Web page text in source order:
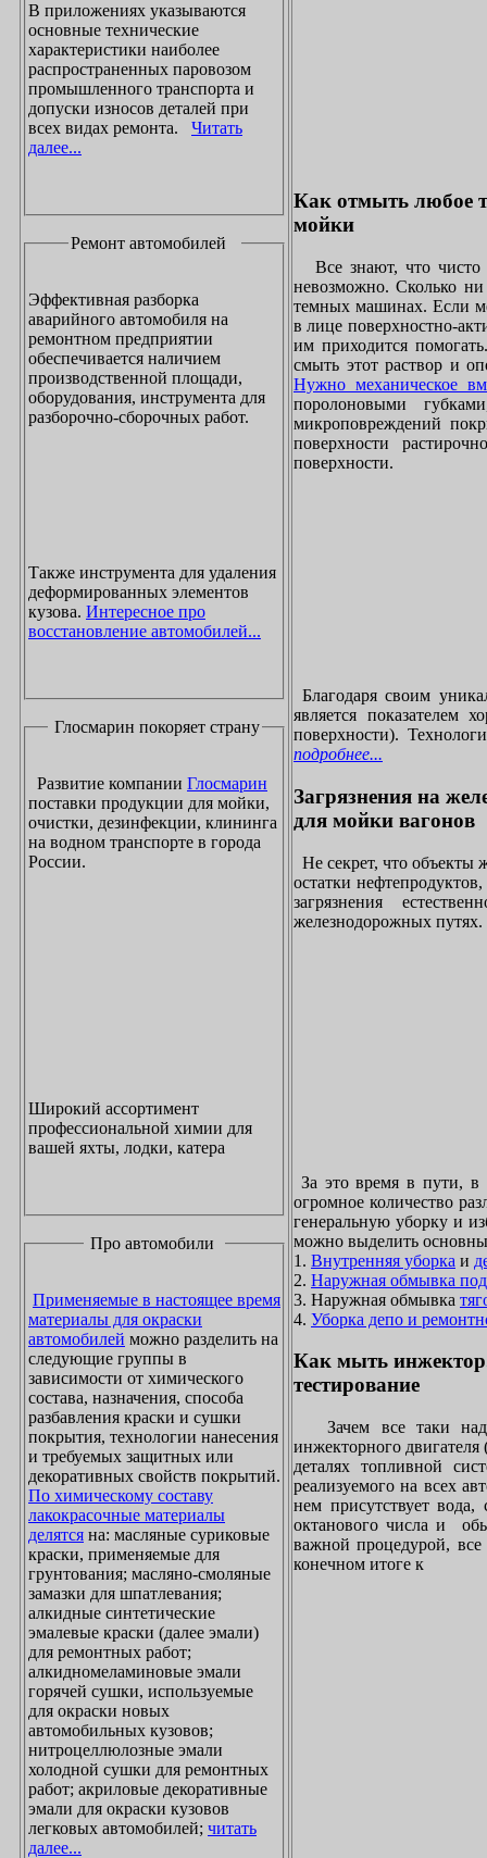
В приложениях указываются
основные технические
характеристики наиболее
распространенных паровозом
промышленного транспорта и
допуски износов деталей при
всех видах ремонта. Читать
далее...
Ремонт автомобилей
Эффективная разборка
аварийного автомобиля на
ремонтном предприятии
обеспечивается наличием
производственной площади,
оборудования, инструмента для
разборочно-сборочных работ.
Также инструмента для удаления
деформированных элементов
кузова. Интересное про
восстановление автомобилей...
Глосмарин покоряет страну
Развитие компании Глосмарин
поставки продукции для мойки,
очистки, дезинфекции, клининга
на водном транспорте в города
России.
Широкий ассортимент
профессиональной химии для
вашей яхты, лодки, катера
Про автомобили
Применяемые в настоящее время
материалы для окраски
автомобилей можно разделить на
следующие группы в
зависимости от химического
состава, назначения, способа
разбавления краски и сушки
покрытия, технологии нанесения
и требуемых защитных или
декоративных свойств покрытий.
По химическому составу
лакокрасочные материалы
делятся на: масляные суриковые
краски, применяемые для
грунтования; масляно-смоляные
замазки для шпатлевания;
алкидные синтетические
эмалевые краски (далее эмали)
для ремонтных работ;
алкидномеламиновые эмали
горячей сушки, используемые
для окраски новых
автомобильных кузовов;
нитроцеллюлозные эмали
холодной сушки для ремонтных
работ; акриловые декоративные
эмали для окраски кузовов
легковых автомобилей; читать
далее...
Как отмыть любое
мойки
Все знают, что чисто
невозможно. Сколько
темных машинах. Если
в лице поверхностно-
им приходится
смыть этот раствор и
Нужно механическое
поролоновыми
микроповреждений
поверхности
поверхности.
Благодаря своим
является показателем
поверхности).
подробнее...
Загрязнения на
для мойки вагонов
Не секрет, что объекты
остатки нефтепродуктов,
загрязнения
железнодорожных путях.
За это время в пути,
огромное количество
генеральную уборку и
можно выделить
1. Внутренняя уборка и
2. Наружная обмывка
3. Наружная обмывка
4. Уборка депо и
Как мыть
тестирование
Зачем все таки
инжекторного
деталях топливной
реализуемого на всех
нем присутствует
октанового числа и
важной процедурой, все
конечном итоге к